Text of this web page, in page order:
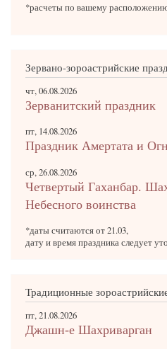
*расчеты по вашему
Зервано-зороастрийские
чт, 06.08.2026
Зерванитский праздник
пт, 14.08.2026
Праздник Амертата и
ср, 26.08.2026
Четвертый Гаханбар.
Небесного воинства
*даты считаются от 21.03,
дату и время праздника следует
Традиционные
пт, 21.08.2026
Джашн-е Шахриварган